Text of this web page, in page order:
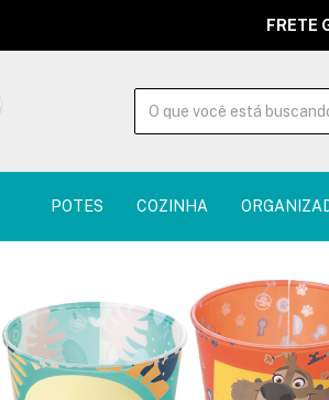
FRETE
POTES COZINHA